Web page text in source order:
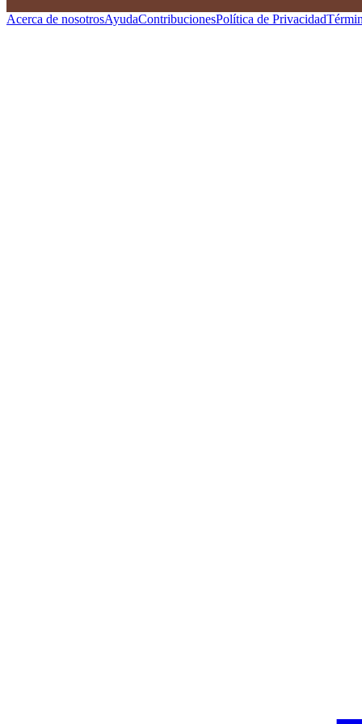
Acerca de nosotrosAyudaContribucionesPolítica de Privacidad